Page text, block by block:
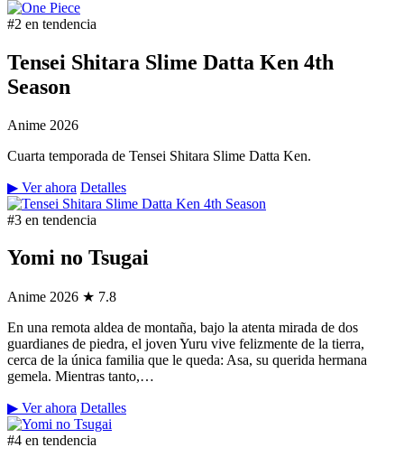
#2 en tendencia
Tensei Shitara Slime Datta Ken 4th
Season
Anime 2026
Cuarta temporada de Tensei Shitara Slime Datta Ken.
▶ Ver ahora Detalles
#3 en tendencia
Yomi no Tsugai
Anime 2026 ★ 7.8
En una remota aldea de montaña, bajo la atenta mirada de dos
guardianes de piedra, el joven Yuru vive felizmente de la tierra,
cerca de la única familia que le queda: Asa, su querida hermana
gemela. Mientras tanto,…
▶ Ver ahora Detalles
#4 en tendencia